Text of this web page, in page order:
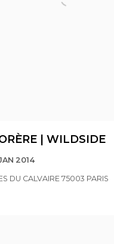
| WILDSIDE
2014
DU CALVAIRE 75003 PARIS